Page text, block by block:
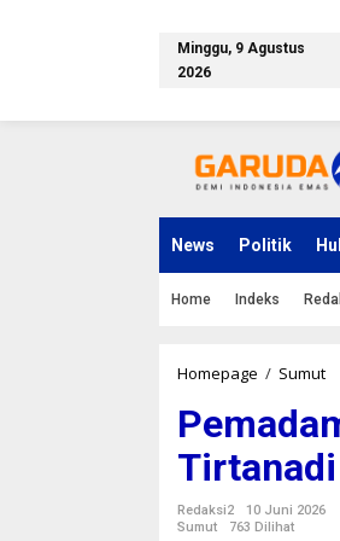
i
Minggu, 9 Agustus
2026
News Politik
Home Indeks
Homepage / Sumut
m
a
d
a
Redaksi2
10 Juni 2026
Sumut
763 Dilihat